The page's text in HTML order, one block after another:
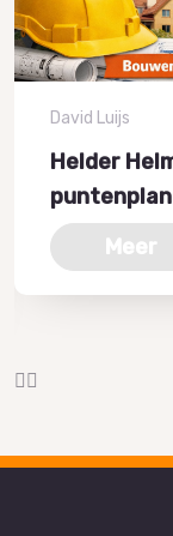
David Luijs
Helder
Meer